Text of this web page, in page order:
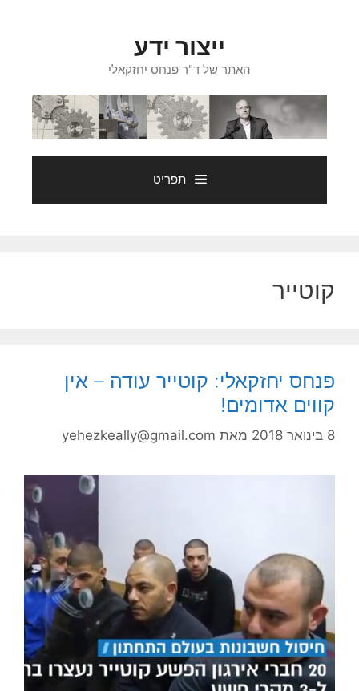
ייצור ידע
האתר של ד"ר פנחס יחזקאלי
תפריט
קוטייר
פנחס יחזקאלי: קוטייר עודה – אין
קווים אדומים!
8 בינואר 2018 מאת yehezkeally@gmail.com